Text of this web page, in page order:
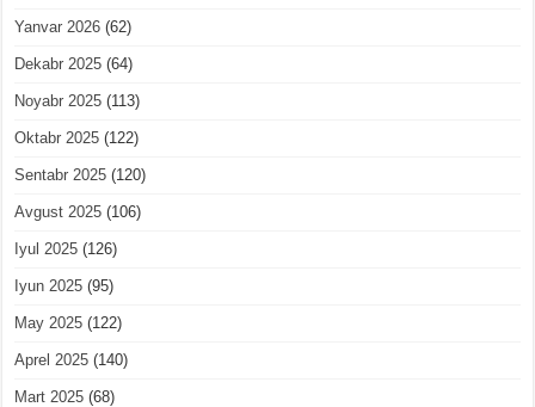
Yanvar 2026 (62)
Dekabr 2025 (64)
Noyabr 2025 (113)
Oktabr 2025 (122)
Sentabr 2025 (120)
Avgust 2025 (106)
Iyul 2025 (126)
Iyun 2025 (95)
May 2025 (122)
Aprel 2025 (140)
Mart 2025 (68)